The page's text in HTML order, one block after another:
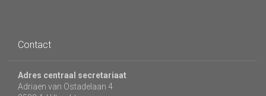
Contact
Adres centraal secretariaat
Adriaen van Ostadelaan 4